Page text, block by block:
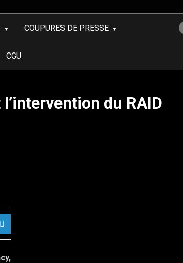
COUPURES DE PRESSE
CGU
du RAID